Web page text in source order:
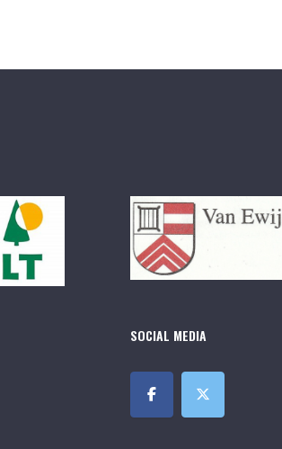
SOCIAL MEDIA